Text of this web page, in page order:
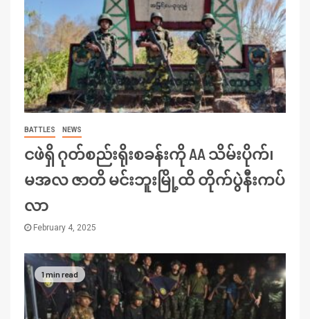
BATTLES NEWS
ငဖဲရှိ ဂုတ်စည်းရိုးစခန်းကို AA သိမ်းပိုက်၊
မအလ ဇာတိ မင်းဘူးမြို့ထိ တိုက်ပွဲနီးကပ်
လာ
February 4, 2025
1 min read